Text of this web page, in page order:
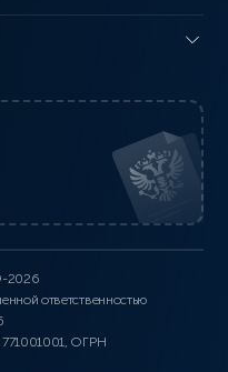
2026
ответственностью
ОГРН